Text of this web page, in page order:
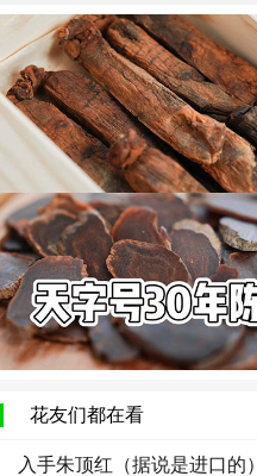
花友们都在看
入手朱顶红（据说是进口的）